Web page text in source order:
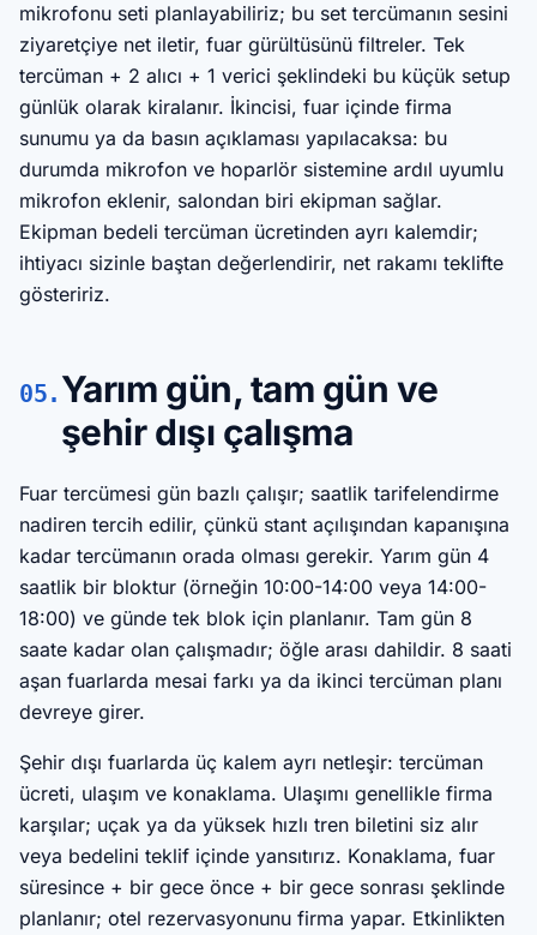
mikrofonu seti planlayabiliriz; bu set tercümanın sesini
ziyaretçiye net iletir, fuar gürültüsünü filtreler. Tek
tercüman + 2 alıcı + 1 verici şeklindeki bu küçük setup
günlük olarak kiralanır. İkincisi, fuar içinde firma
sunumu ya da basın açıklaması yapılacaksa: bu
durumda mikrofon ve hoparlör sistemine ardıl uyumlu
mikrofon eklenir, salondan biri ekipman sağlar.
Ekipman bedeli tercüman ücretinden ayrı kalemdir;
ihtiyacı sizinle baştan değerlendirir, net rakamı teklifte
gösteririz.
05. Yarım gün, tam gün ve
şehir dışı çalışma
Fuar tercümesi gün bazlı çalışır; saatlik tarifelendirme
nadiren tercih edilir, çünkü stant açılışından kapanışına
kadar tercümanın orada olması gerekir. Yarım gün 4
saatlik bir bloktur (örneğin 10:00-14:00 veya 14:00-
18:00) ve günde tek blok için planlanır. Tam gün 8
saate kadar olan çalışmadır; öğle arası dahildir. 8 saati
aşan fuarlarda mesai farkı ya da ikinci tercüman planı
devreye girer.
Şehir dışı fuarlarda üç kalem ayrı netleşir: tercüman
ücreti, ulaşım ve konaklama. Ulaşımı genellikle firma
karşılar; uçak ya da yüksek hızlı tren biletini siz alır
veya bedelini teklif içinde yansıtırız. Konaklama, fuar
süresince + bir gece önce + bir gece sonrası şeklinde
planlanır; otel rezervasyonunu firma yapar. Etkinlikten